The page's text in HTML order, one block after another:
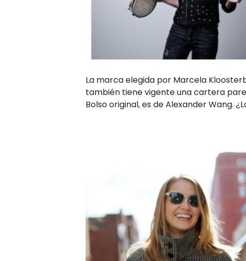
La marca elegida por Marcela
también tiene vigente una cartera
Bolso original, es de Alexander Wang.